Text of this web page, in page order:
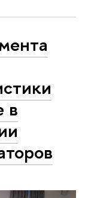
в